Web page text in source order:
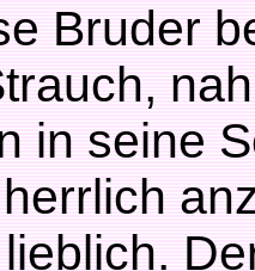
Bruder
in seine